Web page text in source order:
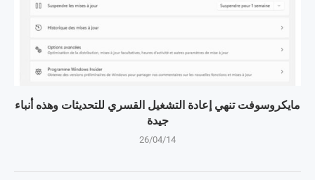
مايكروسوفت تنهي إعادة التشغيل القسري للتحديثات وهذه أنباء
جيدة
26/04/14